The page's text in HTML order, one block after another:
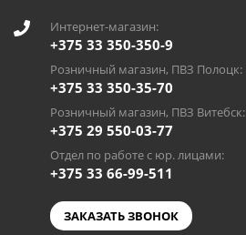
Интернет-магазин:
+375 33 350-350-9
Розничный магазин, ПВЗ Полоцк:
+375 33 350-35-70
Розничный магазин, ПВЗ Витебск:
+375 29 550-03-77
Отдел по работе с юр. лицами:
+375 33 66-99-511
ЗАКАЗАТЬ ЗВОНОК